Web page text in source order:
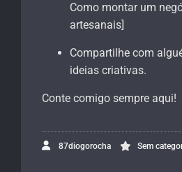
Como montar um
artesanais]
Compartilhe com
ideias criativas.
Conte comigo sempre aqui!
87diogorocha Sem